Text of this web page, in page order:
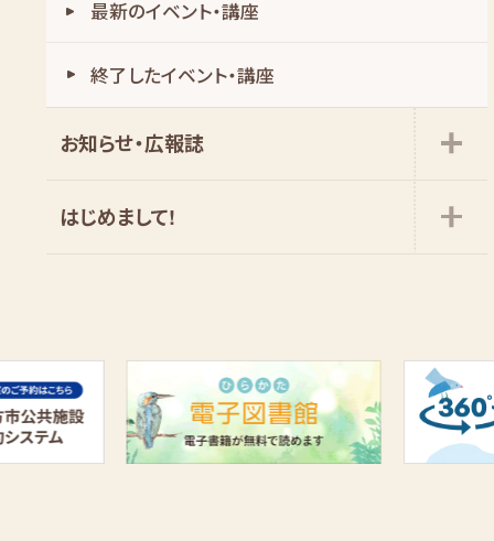
最新のイベント・講座
お知らせ・広報誌
はじめまして!